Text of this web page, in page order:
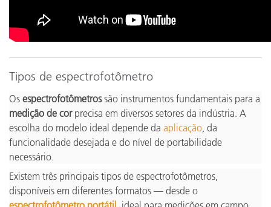
Tipos de espectrofotômetro
Os espectrofotômetrossão instrumentos fundamentais para a
medição de corprecisa em diversos setores da indústria. A
escolha do modelo ideal depende da aplicação, da
funcionalidade desejada e do nível de portabilidade
necessário.
Existem três principais tipos de espectrofotômetros,
disponíveis em diferentes formatos — desde o